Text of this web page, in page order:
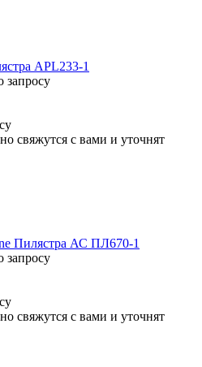
APL233-1
запросу
свяжутся с вами и уточнят
Пилястра АС ПЛ670-1
запросу
свяжутся с вами и уточнят